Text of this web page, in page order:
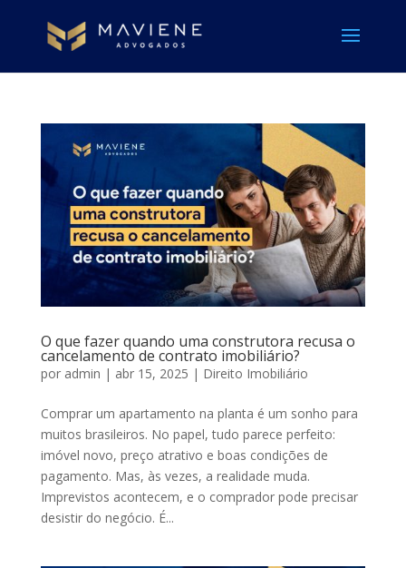
O que fazer quando uma construtora recusa o
cancelamento de contrato imobiliário?
por admin | abr 15, 2025 | Direito Imobiliário
Comprar um apartamento na planta é um sonho para
muitos brasileiros. No papel, tudo parece perfeito:
imóvel novo, preço atrativo e boas condições de
pagamento. Mas, às vezes, a realidade muda.
Imprevistos acontecem, e o comprador pode precisar
desistir do negócio. É...